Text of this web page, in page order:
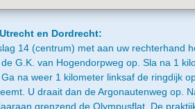
en Dordrecht:
14 (centrum) met aan uw rechterhand
G.K. van Hogendorpweg op. Sla na 1
na weer 1 kilometer linksaf de ringdijk
U draait dan de Argonautenweg op.
grenzend de Olympusflat. De